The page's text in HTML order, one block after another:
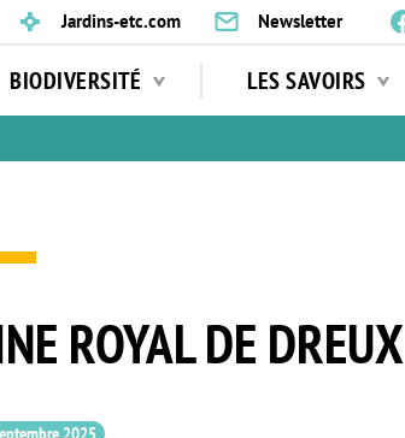
Jardins-etc.com Newsletter
BIODIVERSITÉ LES SAVOIRS
ROYAL DE DREUX
2025